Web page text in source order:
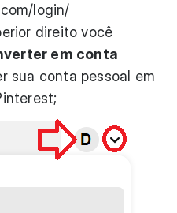
login/
direito você
em conta
sua conta pessoal em